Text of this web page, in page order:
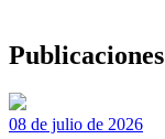
Publicaciones
08 de julio de 2026